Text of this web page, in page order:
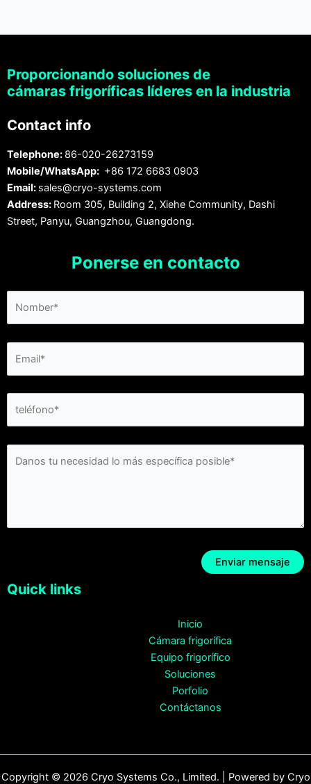
Proporcionando soluciones de
cámaras frigoríficas líderes en la industria
Contact info
Telephone: 86-020-26273159
Mobile/WhatsApp: +86 172 6683 0903
Email: sales@cryo-systems.com
Address: Room 305, Building 2, Xiehe Community, Dashi
Street, Panyu, Guangzhou, Guangdong.
Ponerse en contacto
Quick links
Inicio
Cámara frigorífica
Equipo frigorífico
Soluciones
Porfolio
Contáctanos
Copyright © 2026 Cryo Systems Co., Limited. | Powered by Cryo